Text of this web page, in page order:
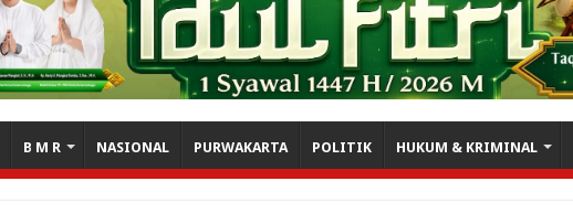
B M R NASIONAL PURWAKARTA POLITIK HUKUM & KRIMINAL